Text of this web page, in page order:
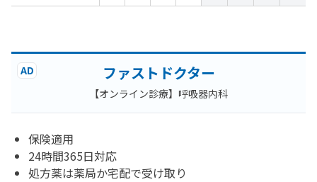
AD ファストドクター
【オンライン診療】呼吸器内科
保険適用
24時間365日対応
処方薬は薬局か宅配で受け取り